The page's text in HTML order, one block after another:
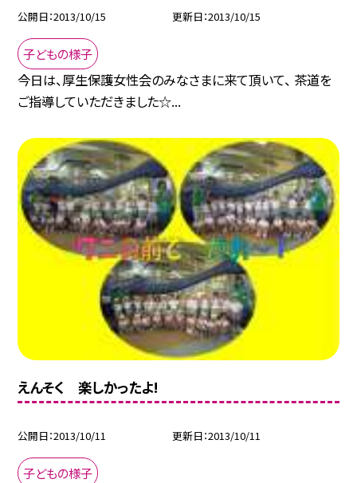
公開日 2013/10/15 更新日 2013/10/15
子どもの様子
今日は、厚生保護女性会のみなさまに来て頂いて、 茶道を
ご指導していただきました☆...
えんそく 楽しかったよ!
公開日 2013/10/11 更新日 2013/10/11
子どもの様子